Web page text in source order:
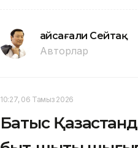
Ғайсағали Сейтақ
Авторлар
10:27, 06 Тамыз 2026
Батыс